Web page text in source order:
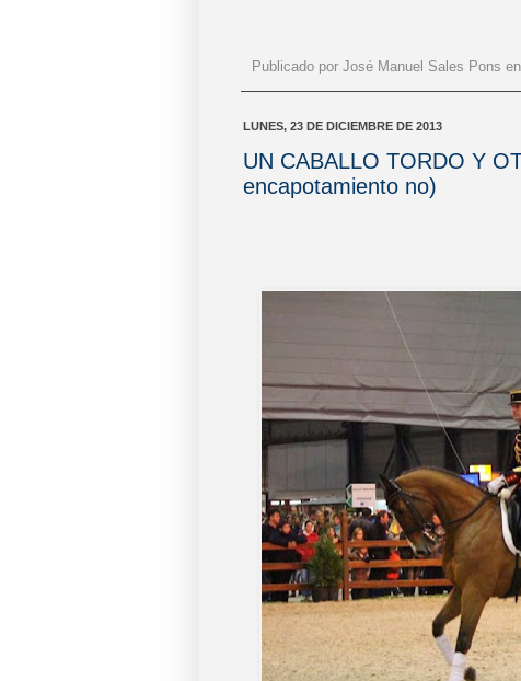
Publicado por José Manuel Sales Pons en
LUNES, 23 DE DICIEMBRE DE 2013
UN CABALLO TORDO Y
encapotamiento no)